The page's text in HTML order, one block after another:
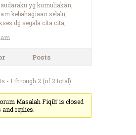
yg kumuliakan,
kebahagiaan selalu,
dg segala cita cita,
Posts
- 1 through 2 (of 2 total)
Masalah Fiqih’ is closed
replies.